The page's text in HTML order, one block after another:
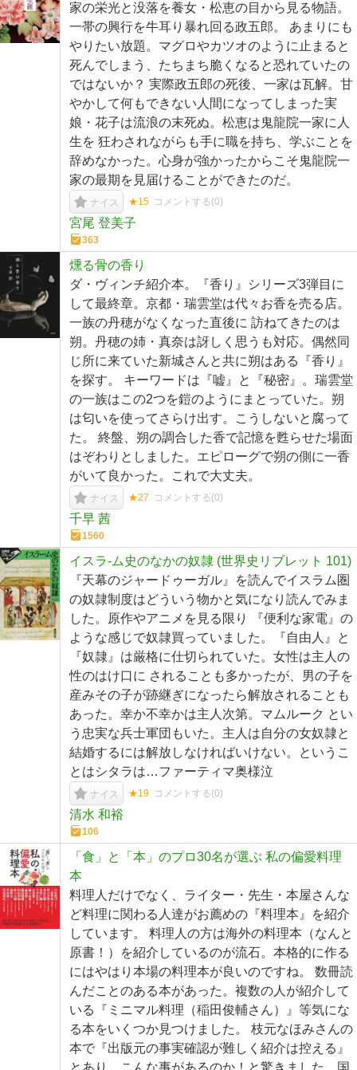
家の栄光と没落を養女・松恵の目から見る物語。
一帯の興行を牛耳り暴れ回る政五郎。 あまりにも
やりたい放題。マグロやカツオのように止まると
死んでしまう、たちまち脆くなると恐れていたの
ではないか？ 実際政五郎の死後、一家は瓦解。甘
やかして何もできない人間になってしまった実
娘・花子は流浪の末死ぬ。松恵は鬼龍院一家に人
生を 狂わされながらも手に職を持ち、学ぶことを
辞めなかった。心身が強かったからこそ鬼龍院一
家の最期を見届けることができたのだ。
ナイス ★15 コメントする(0)
宮尾 登美子
363
燻る骨の香り
ダ・ヴィンチ紹介本。『香り』シリーズ3弾目に
して最終章。京都・瑞雲堂は代々お香を売る店。
一族の丹穂がなくなった直後に 訪ねてきたのは
朔。丹穂の姉・真奈は訝しく思うも対応。偶然同
じ所に来ていた新城さんと共に朔はある『香り』
を探す。 キーワードは『嘘』と『秘密』。瑞雲堂
の一族はこの2つを鎧のようにまとっていた。朔
は匂いを使ってさらけ出す。こうしないと腐って
た。 終盤、朔の調合した香で記憶を甦らせた場面
はぞわりとしました。エピローグで朔の側に一香
がいて良かった。これで大丈夫。
ナイス ★27 コメントする(0)
千早 茜
1560
イスラ-ム史のなかの奴隷 (世界史リブレット 101)
『天幕のジャードゥーガル』を読んでイスラム圏
の奴隷制度はどういう物かと気になり読んでみま
した。原作やアニメを見る限り 『便利な家電』の
ような感じで奴隷買っていました。『自由人』と
『奴隷』は厳格に仕切られていた。女性は主人の
性のはけ口に されることも多かったが、男の子を
産みその子が跡継ぎになったら解放されることも
あった。幸か不幸かは主人次第。マムルーク とい
う忠実な兵士軍団もいた。主人は自分の女奴隷と
結婚するには解放しなければいけない。というこ
とはシタラは…ファーティマ奥様泣
ナイス ★19 コメントする(0)
清水 和裕
106
「⾷」と「本」のプロ30名が選ぶ 私の偏愛料理
本
料理人だけでなく、ライター・先生・本屋さんな
ど料理に関わる人達がお薦めの『料理本』を紹介
しています。 料理人の方は海外の料理本（なんと
原書！）を紹介しているのが流石。本格的に作る
にはやはり本場の料理本が良いのですね。 数冊読
んだことのある本があった。複数の人が紹介して
いる『ミニマル料理（稲田俊輔さん）』等気にな
る本をいくつか見つけました。 枝元なほみさんの
本で『出版元の事実確認が難しく紹介は控える』
とあり、こんな事があるのか！と驚きました。国